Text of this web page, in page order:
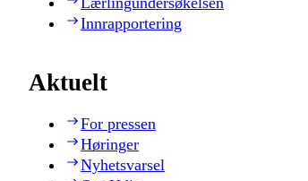
Innrapportering
Aktuelt
For pressen
Høringer
Nyhetsvarsel